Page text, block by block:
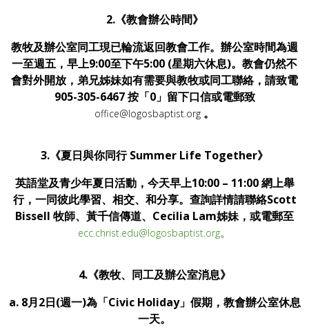
2.《教會辦公時間》
教牧及辦公室同工現已輪流返回教會工作。辦公室時間為週
一至週五，早上9:00至下午5:00 (星期六休息)。教會仍然不
會對外開放，弟兄姊妹如有需要與教牧或同工聯絡，請致電
905-305-6467 按「0」留下口信或電郵致
office@logosbaptist.org 。
3.《夏日與你同行 Summer Life Together》
英語堂及青少年夏日活動，今天早上10:00 – 11:00 網上舉
行，一同彼此學習、相交、和分享。查詢詳情請聯絡Scott
Bissell 牧師、黃千信傳道、Cecilia Lam姊妹，或電郵至
ecc.christ.edu@logosbaptist.org。
4.《教牧、同工及辦公室消息》
a. 8月2日(週一)為「Civic Holiday」假期，教會辦公室休息
一天。